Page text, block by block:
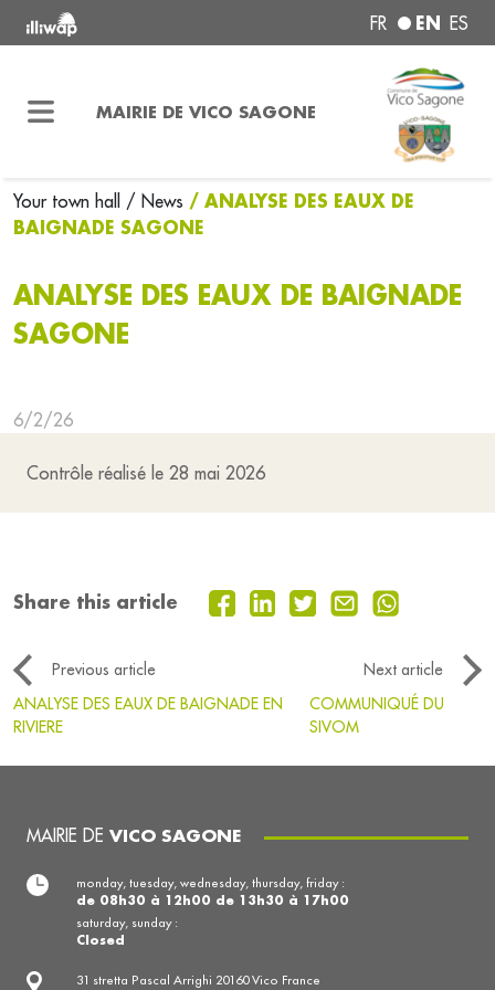
FR EN ES
MAIRIE DE VICO SAGONE
Your town hall / News / ANALYSE DES EAUX DE
BAIGNADE SAGONE
ANALYSE DES EAUX DE BAIGNADE
SAGONE
6/2/26
Contrôle réalisé le 28 mai 2026
Share this article
Previous article
Next article
ANALYSE DES EAUX DE BAIGNADE EN
RIVIERE
COMMUNIQUÉ DU
SIVOM
MAIRIE DE VICO SAGONE
31 stretta Pascal Arrighi 20160 Vico France
monday, tuesday, wednesday, thursday, friday :
de 08h30 à 12h00 de 13h30 à 17h00
saturday, sunday :
Closed